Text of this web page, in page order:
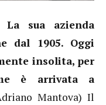
La sua azienda
dal 1905. Oggi
insolita, per
è arrivata a
Mantova) Il